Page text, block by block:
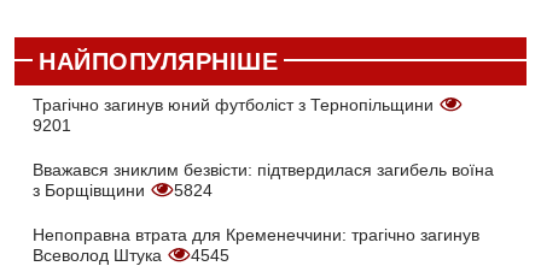
НАЙПОПУЛЯРНІШЕ
Трагічно загинув юний футболіст з Тернопільщини
9201
Вважався зниклим безвісти: підтвердилася загибель воїна
з Борщівщини
5824
Непоправна втрата для Кременеччини: трагічно загинув
Всеволод Штука
4545